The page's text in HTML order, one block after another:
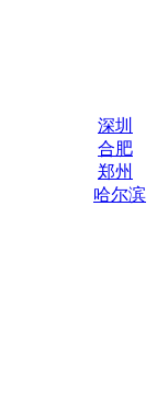
深圳
合肥
郑州
哈尔滨